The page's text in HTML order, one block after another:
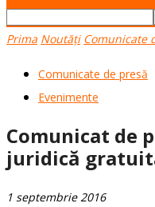
Prima Noutăți Comunicate
Comunicate de presă
Evenimente
Comunicat de
juridică
1 septembrie 2016